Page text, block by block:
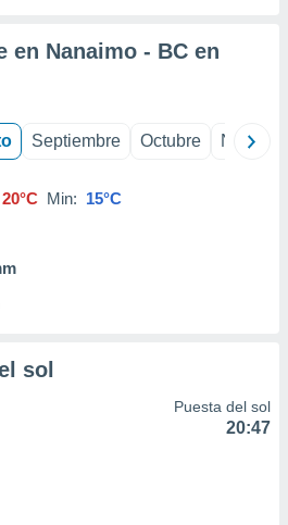
en Nanaimo - BC en
Septiembre Octubre
20°C Min: 15°C
sol
Puesta del sol
20:47